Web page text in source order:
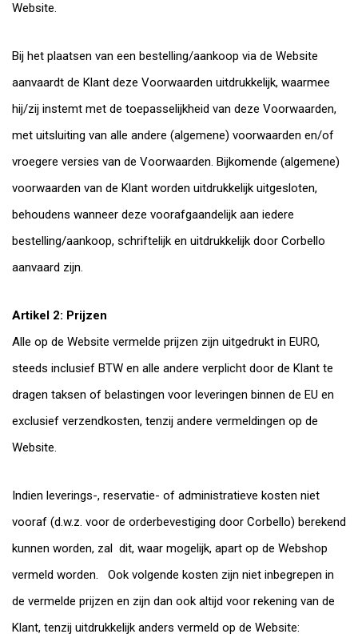
Website.
Bij het plaatsen van een bestelling/aankoop via de Website
aanvaardt de Klant deze Voorwaarden uitdrukkelijk, waarmee
hij/zij instemt met de toepasselijkheid van deze Voorwaarden,
met uitsluiting van alle andere (algemene) voorwaarden en/of
vroegere versies van de Voorwaarden. Bijkomende (algemene)
voorwaarden van de Klant worden uitdrukkelijk uitgesloten,
behoudens wanneer deze voorafgaandelijk aan iedere
bestelling/aankoop, schriftelijk en uitdrukkelijk door Corbello
aanvaard zijn.
Artikel 2: Prijzen
Alle op de Website vermelde prijzen zijn uitgedrukt in EURO,
steeds inclusief BTW en alle andere verplicht door de Klant te
dragen taksen of belastingen voor leveringen binnen de EU en
exclusief verzendkosten, tenzij andere vermeldingen op de
Website.
Indien leverings-, reservatie- of administratieve kosten niet
vooraf (d.w.z. voor de orderbevestiging door Corbello) berekend
kunnen worden, zal dit, waar mogelijk, apart op de Webshop
vermeld worden. Ook volgende kosten zijn niet inbegrepen in
de vermelde prijzen en zijn dan ook altijd voor rekening van de
Klant, tenzij uitdrukkelijk anders vermeld op de Website: